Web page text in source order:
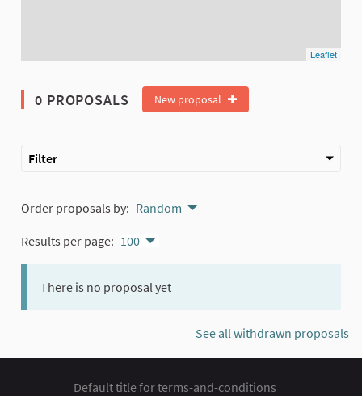
Leaflet
0 PROPOSALS New proposal
Filter
Order proposals by: Random
Results per page: 100
There is no proposal yet
See all withdrawn proposals
Default title for terms-and-conditions